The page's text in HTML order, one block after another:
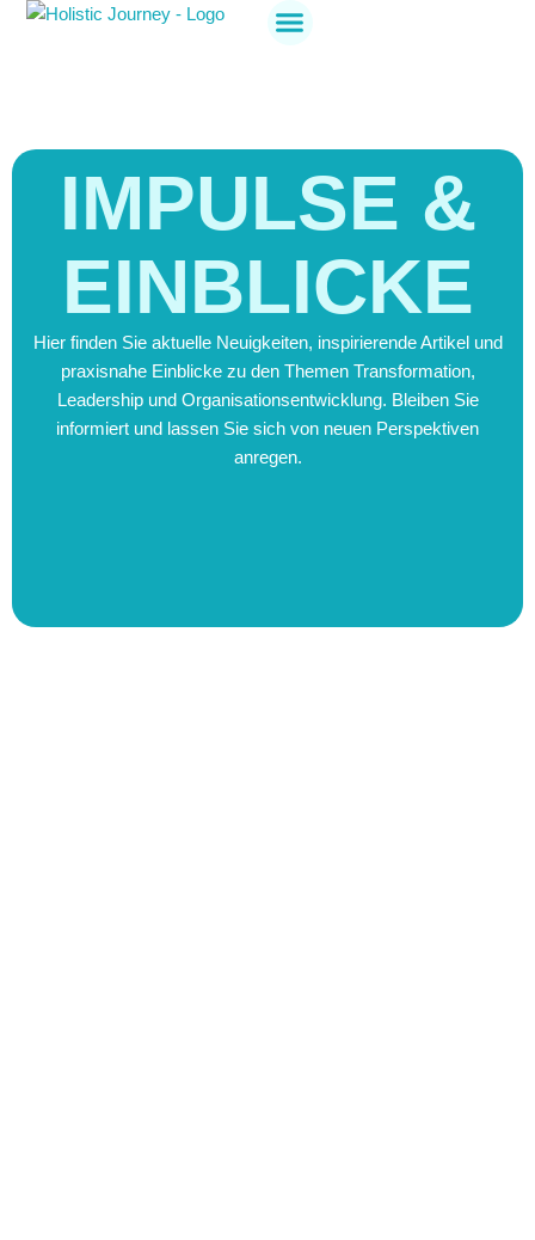
IMPULSE &
EINBLICKE
Hier finden Sie aktuelle Neuigkeiten, inspirierende Artikel und
praxisnahe Einblicke zu den Themen Transformation,
Leadership und Organisationsentwicklung. Bleiben Sie
informiert und lassen Sie sich von neuen Perspektiven
anregen.